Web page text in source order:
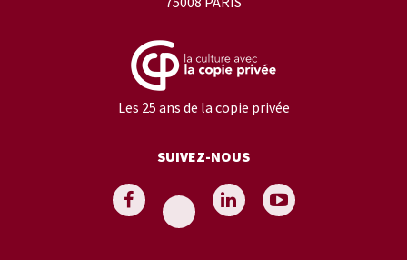
Les 25 ans de la copie privée
SUIVEZ-NOUS